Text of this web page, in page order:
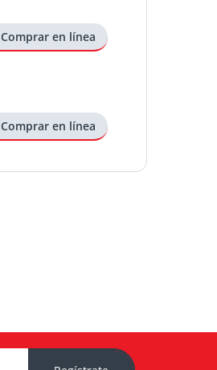
Comprar en línea
Comprar en línea